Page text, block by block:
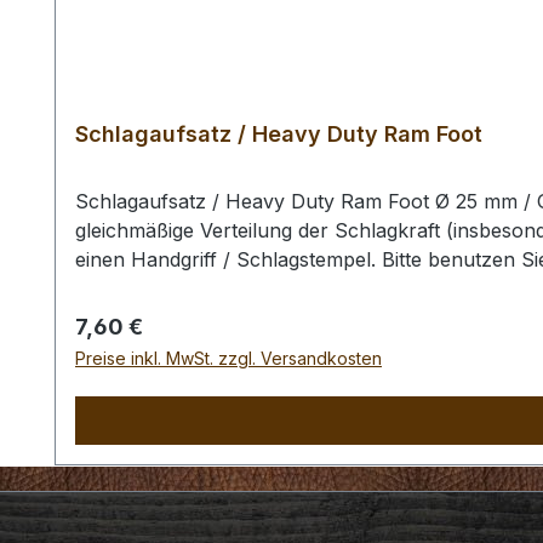
Schlagaufsatz / Heavy Duty Ram Foot
Schlagaufsatz / Heavy Duty Ram Foot Ø 25 mm /
gleichmäßige Verteilung der Schlagkraft
einen Handgriff / Schlagstempel. Bitte benutzen
Regulärer Preis:
7,60 €
Preise inkl. MwSt. zzgl. Versandkosten